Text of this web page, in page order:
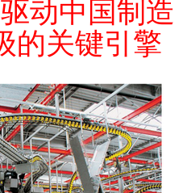
驱动中国制造
的关键引擎